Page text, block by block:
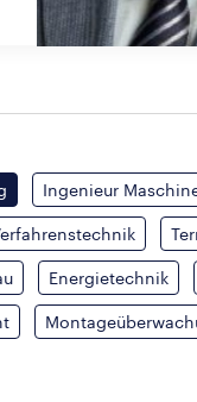
Ingenieur
Energietechnik